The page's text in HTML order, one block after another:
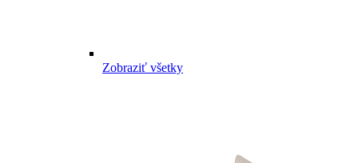
Zobraziť všetky